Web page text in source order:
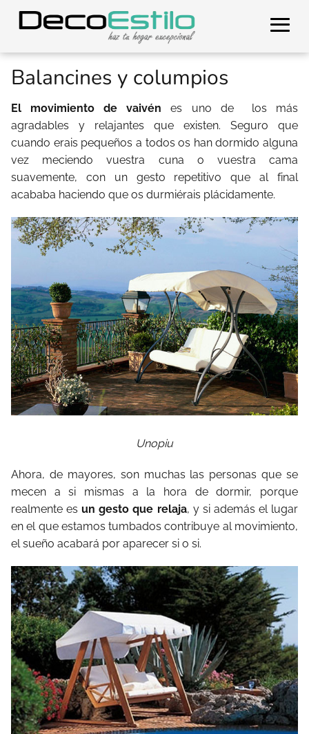
Balancines y columpios
El movimiento de vaivén es uno de los más
agradables y relajantes que existen. Seguro que
cuando erais pequeños a todos os han dormido alguna
vez meciendo vuestra cuna o vuestra cama
suavemente, con un gesto repetitivo que al final
acababa haciendo que os durmiérais plácidamente.
Unopiu
Ahora, de mayores, son muchas las personas que se
mecen a si mismas a la hora de dormir, porque
realmente esun gesto que relaja, y si además el lugar
en el que estamos tumbados contribuye al movimiento,
el sueño acabará por aparecer si o si.